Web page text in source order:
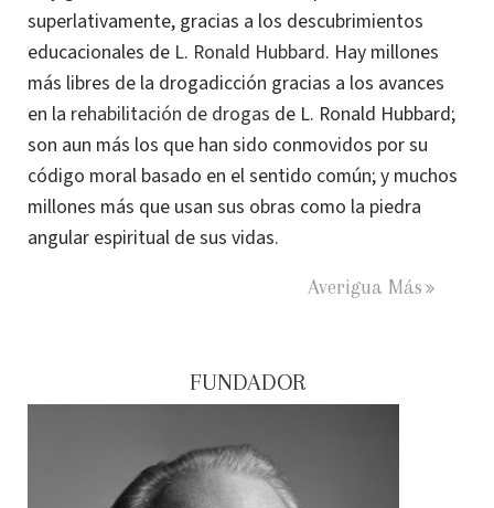
superlativamente, gracias a los descubrimientos
educacionales de L. Ronald Hubbard. Hay millones
más libres de la drogadicción gracias a los avances
en la rehabilitación de drogas de L. Ronald Hubbard;
son aun más los que han sido conmovidos por su
código moral basado en el sentido común; y muchos
millones más que usan sus obras como la piedra
angular espiritual de sus vidas.
Averigua Más
FUNDADOR